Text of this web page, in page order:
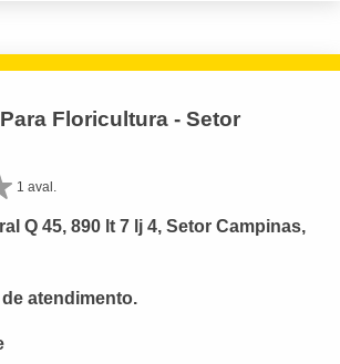
Floricultura - Setor
1 aval.
Q 45, 890 lt 7 lj 4, Setor Campinas,
atendimento.